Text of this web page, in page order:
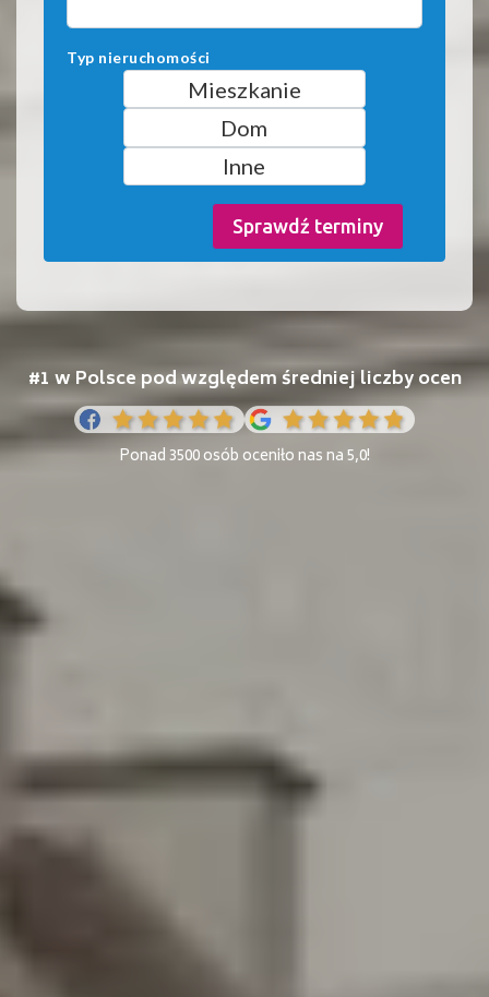
Typ nieruchomości
Mieszkanie
Dom
Inne
Sprawdź terminy
#1 w Polsce pod względem średniej liczby ocen
Ponad 3500 osób oceniło nas na 5,0!